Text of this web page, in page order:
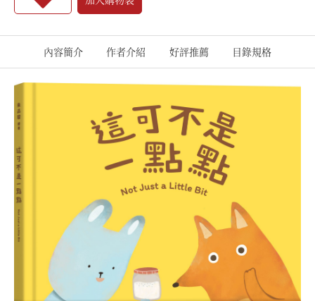
內容簡介 作者介紹 好評推薦 目錄規格